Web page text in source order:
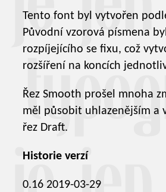
Tento font byl vytvořen
Původní vzorová písmena
rozpíjejícího se fixu, což
rozšíření na koncích
Řez Smooth prošel mnoha
měl působit uhlazenějším a
řez Draft.
Historie verzí
0.16 2019-03-29